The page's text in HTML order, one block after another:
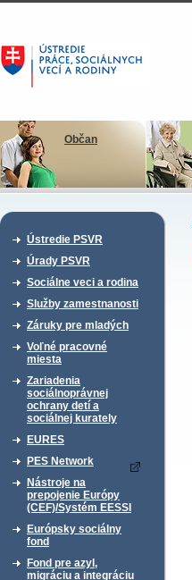
Občan
Ústredie PSVR
Úrady PSVR
Sociálne veci a rodina
Služby zamestnanosti
Záruky pre mladých
Voľné pracovné
miesta
Zariadenia
sociálnoprávnej
ochrany detí a
sociálnej kurately
EURES
PES Network
Nástroje na
prepojenie Európy
(CEF)/Systém EESSI
Európsky sociálny
fond
Fond pre azyl,
migráciu a integráciu